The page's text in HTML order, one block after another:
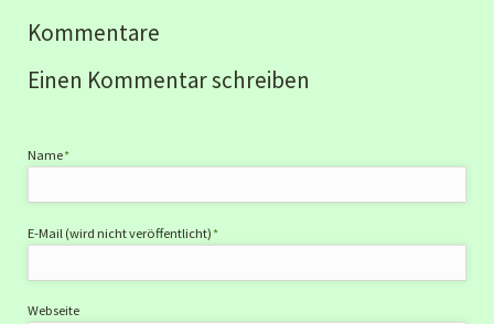
Kommentare
Einen Kommentar schreiben
Pflichtfeld
Name*
Pflichtfeld
E-Mail (wird nicht veröffentlicht) *
Webseite